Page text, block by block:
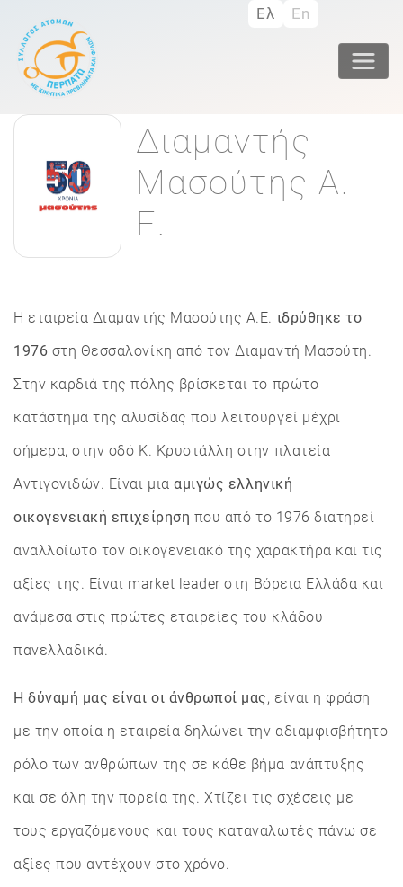
Παράκαμψη
Ελ En
Διαμαντής
Μασούτης Α.
Ε.
Η εταιρεία Διαμαντής Μασούτης Α.Ε. ιδρύθηκε το
1976 στη Θεσσαλονίκη από τον Διαμαντή Μασούτη.
Στην καρδιά της πόλης βρίσκεται το πρώτο
κατάστημα της αλυσίδας που λειτουργεί μέχρι
σήμερα, στην οδό Κ. Κρυστάλλη στην πλατεία
Αντιγονιδών. Είναι μιααμιγώς ελληνική
οικογενειακή επιχείρηση που από το 1976 διατηρεί
αναλλοίωτο τον οικογενειακό της χαρακτήρα και τις
αξίες της. Είναι market leader στη Βόρεια Ελλάδα και
ανάμεσα στις πρώτες εταιρείες του κλάδου
πανελλαδικά.
Η δύναμή μας είναι οι άνθρωποί μας, είναι η φράση
με την οποία η εταιρεία δηλώνει την αδιαμφισβήτητο
ρόλο των ανθρώπων της σε κάθε βήμα ανάπτυξης
και σε όλη την πορεία της. Χτίζει τις σχέσεις με
τους εργαζόμενους και τους καταναλωτές πάνω σε
αξίες που αντέχουν στο χρόνο.